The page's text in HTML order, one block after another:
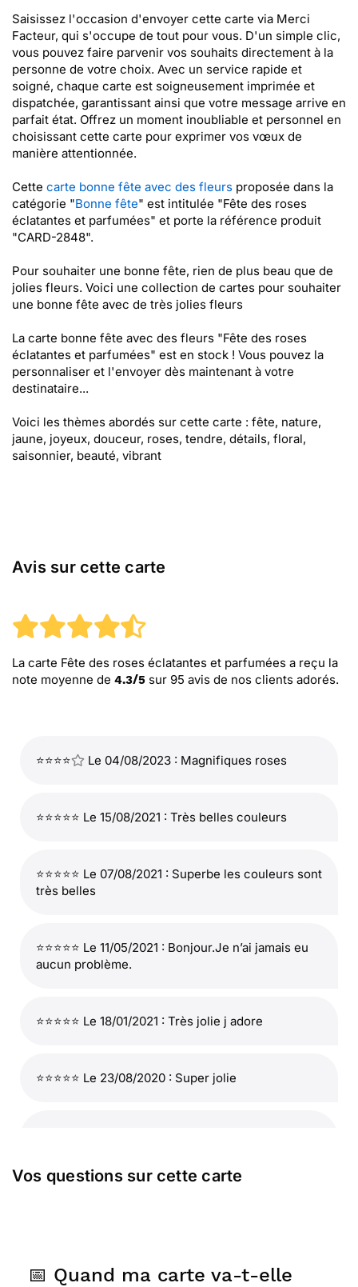
Saisissez l'occasion d'envoyer cette carte via Merci
Facteur, qui s'occupe de tout pour vous. D'un simple clic,
vous pouvez faire parvenir vos souhaits directement à la
personne de votre choix. Avec un service rapide et
soigné, chaque carte est soigneusement imprimée et
dispatchée, garantissant ainsi que votre message arrive en
parfait état. Offrez un moment inoubliable et personnel en
choisissant cette carte pour exprimer vos vœux de
manière attentionnée.
Cette carte bonne fête avec des fleurs proposée dans la
catégorie "Bonne fête" est intitulée "Fête des roses
éclatantes et parfumées" et porte la référence produit
"CARD-2848".
Pour souhaiter une bonne fête, rien de plus beau que de
jolies fleurs. Voici une collection de cartes pour souhaiter
une bonne fête avec de très jolies fleurs
La carte bonne fête avec des fleurs "Fête des roses
éclatantes et parfumées" est en stock ! Vous pouvez la
personnaliser et l'envoyer dès maintenant à votre
destinataire...
Voici les thèmes abordés sur cette carte : fête, nature,
jaune, joyeux, douceur, roses, tendre, détails, floral,
saisonnier, beauté, vibrant
Avis sur cette carte
La carte Fête des roses éclatantes et parfumées a reçu la
note moyenne de 4.3/5 sur 95 avis de nos clients adorés.
⭐⭐⭐⭐ Le 04/08/2023 : Magnifiques roses
⭐⭐⭐⭐⭐ Le 15/08/2021 : Très belles couleurs
⭐⭐⭐⭐⭐ Le 07/08/2021 : Superbe les couleurs sont
très belles
⭐⭐⭐⭐⭐ Le 11/05/2021 : Bonjour.Je n’ai jamais eu
aucun problème.
⭐⭐⭐⭐⭐ Le 18/01/2021 : Très jolie j adore
⭐⭐⭐⭐⭐ Le 23/08/2020 : Super jolie
⭐⭐⭐⭐⭐ Le 20/07/2019 : Les fleurs sont
Vos questions sur cette carte
📅 Quand ma carte va-t-elle